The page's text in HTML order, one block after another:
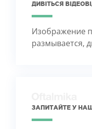
ДИВІТЬСЯ
Изображение
размывается,
ЗАПИТАЙТЕ У